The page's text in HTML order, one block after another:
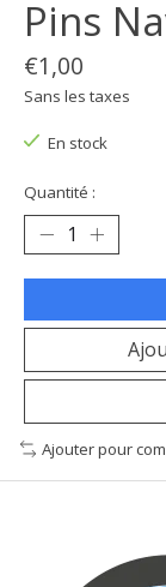
Pins
€1,00
Sans les taxes
En stock
Quantité :
Ajouter pour